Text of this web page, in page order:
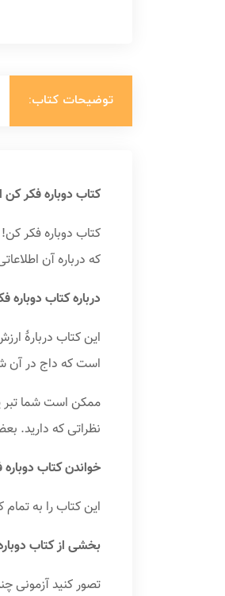
توضیحات کتاب:
کتاب دوباره فکر کن
کتاب دوباره فکر
که درباره آن
درباره کتاب دوباره
این کتاب دربارهٔ
است که داج در آن
ممکن است شما تبر
نظراتی که دارید.
خواندن کتاب
این کتاب را به
بخشی از کتاب
تصور کنید آزمونی